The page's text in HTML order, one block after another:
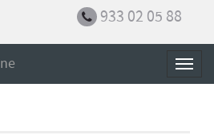
933 02 05 88